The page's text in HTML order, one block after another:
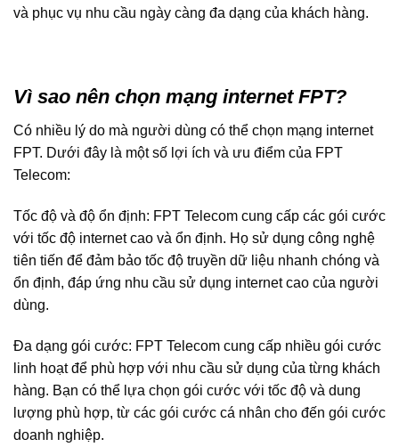
và phục vụ nhu cầu ngày càng đa dạng của khách hàng.
Vì sao nên chọn mạng internet FPT?
Có nhiều lý do mà người dùng có thể chọn mạng internet
FPT. Dưới đây là một số lợi ích và ưu điểm của FPT
Telecom:
Tốc độ và độ ổn định: FPT Telecom cung cấp các gói cước
với tốc độ internet cao và ổn định. Họ sử dụng công nghệ
tiên tiến để đảm bảo tốc độ truyền dữ liệu nhanh chóng và
ổn định, đáp ứng nhu cầu sử dụng internet cao của người
dùng.
Đa dạng gói cước: FPT Telecom cung cấp nhiều gói cước
linh hoạt để phù hợp với nhu cầu sử dụng của từng khách
hàng. Bạn có thể lựa chọn gói cước với tốc độ và dung
lượng phù hợp, từ các gói cước cá nhân cho đến gói cước
doanh nghiệp.